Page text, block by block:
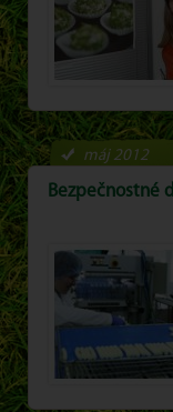
Bezpečnostné
máj 2012